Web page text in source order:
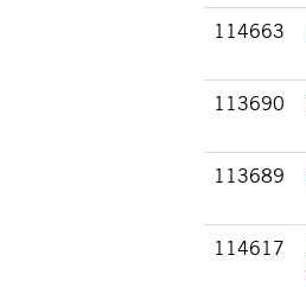
114663
113690
113689
114617